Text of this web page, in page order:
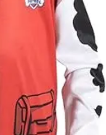
lángtól és
hőtől kérjük távol
tartani. A
adódó
jelmezcserénél a
postaköltségek a
vevőt terhelik!
Jelmezcserénél
postaköltséget
csak minőségi
probléma esetén
tudjuk átvállalni.